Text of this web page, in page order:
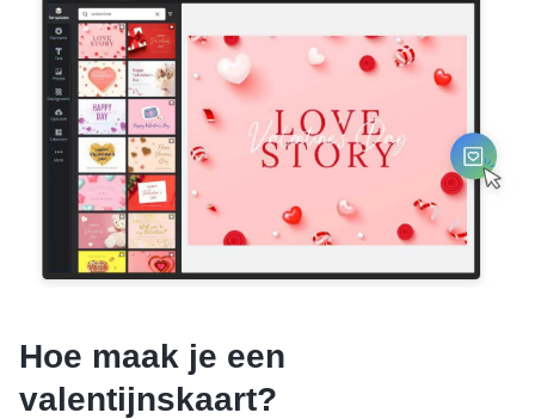
Hoe maak je een
valentijnskaart?